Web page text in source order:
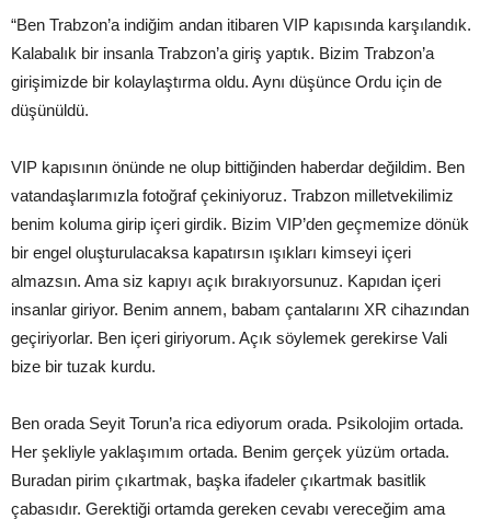
“Ben Trabzon’a indiğim andan itibaren VIP kapısında karşılandık.
Kalabalık bir insanla Trabzon’a giriş yaptık. Bizim Trabzon’a
girişimizde bir kolaylaştırma oldu. Aynı düşünce Ordu için de
düşünüldü.
VIP kapısının önünde ne olup bittiğinden haberdar değildim. Ben
vatandaşlarımızla fotoğraf çekiniyoruz. Trabzon milletvekilimiz
benim koluma girip içeri girdik. Bizim VIP’den geçmemize dönük
bir engel oluşturulacaksa kapatırsın ışıkları kimseyi içeri
almazsın. Ama siz kapıyı açık bırakıyorsunuz. Kapıdan içeri
insanlar giriyor. Benim annem, babam çantalarını XR cihazından
geçiriyorlar. Ben içeri giriyorum. Açık söylemek gerekirse Vali
bize bir tuzak kurdu.
Ben orada Seyit Torun’a rica ediyorum orada. Psikolojim ortada.
Her şekliyle yaklaşımım ortada. Benim gerçek yüzüm ortada.
Buradan pirim çıkartmak, başka ifadeler çıkartmak basitlik
çabasıdır. Gerektiği ortamda gereken cevabı vereceğim ama